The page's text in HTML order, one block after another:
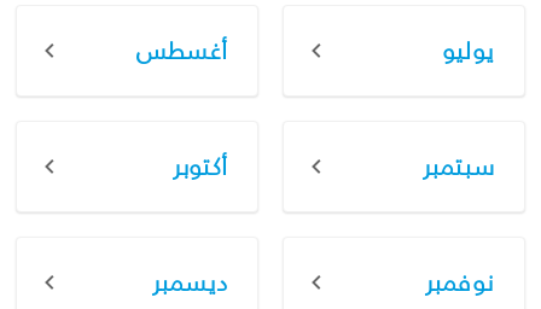
يوليو أغسطس
سبتمبر أكتوبر
نوفمبر ديسمبر